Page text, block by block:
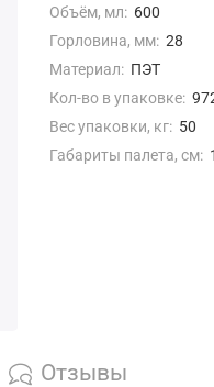
по России (март)
Объём, мл: 600
Горловина, мм: 28
Материал: ПЭТ
Кол-во в упаковке:
Вес упаковки, кг: 50
Габариты палета, см:
Отзывы